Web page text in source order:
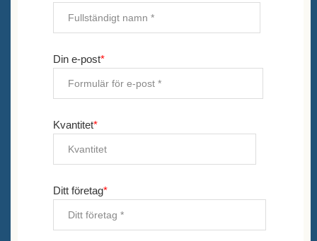
Din e-post*
Kvantitet*
Ditt företag*